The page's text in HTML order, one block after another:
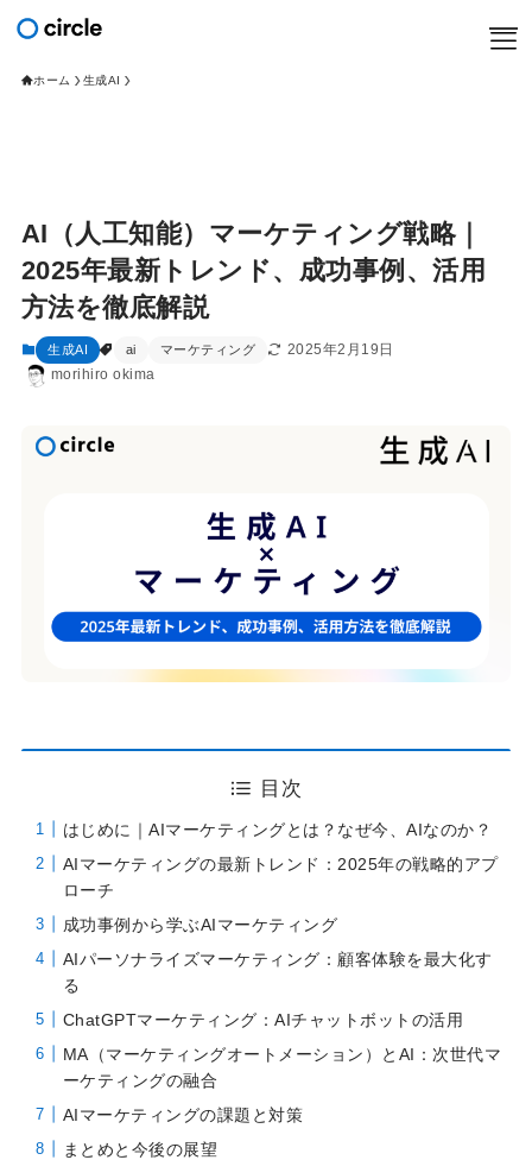
お問い合わせ／資料請求
circleについて
ホーム 生成AI
AI（人工知能）マーケティング戦略｜
2025年最新トレンド、成功事例、活用
方法を徹底解説
生成AI ai マーケティング
2025年2月19日
morihiro okima
目次
はじめに｜AIマーケティングとは？なぜ今、AIなのか？
AIマーケティングの最新トレンド：2025年の戦略的アプ
ローチ
成功事例から学ぶAIマーケティング
AIパーソナライズマーケティング：顧客体験を最大化す
る
ChatGPTマーケティング：AIチャットボットの活用
MA（マーケティングオートメーション）とAI：次世代マ
ーケティングの融合
AIマーケティングの課題と対策
まとめと今後の展望